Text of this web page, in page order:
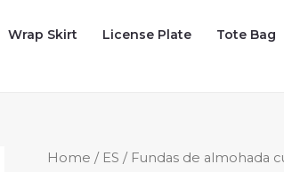
Wrap Skirt License Plate
Tote Bag
Home / ES / Fundas de almohada